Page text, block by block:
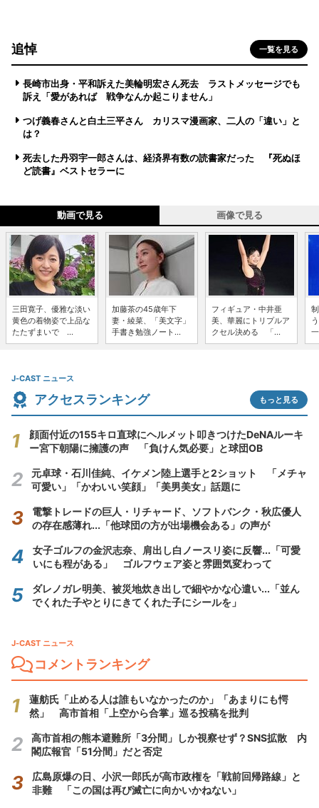
追悼 一覧を見る
長崎市出身・平和訴えた美輪明宏さん死去 ラストメッセージでも
訴え「愛があれば 戦争なんか起こりません」
つげ義春さんと白土三平さん カリスマ漫画家、二人の「違い」と
は？
死去した丹羽宇一郎さんは、経済界有数の読書家だった 『死ぬほ
ど読書』ベストセラーに
動画で見る 画像で見る
三田寛子、優雅な淡い
黄色の着物姿で上品な
たたずまいで ...
加藤茶の45歳年下
妻・綾菜、「美文字」
手書き勉強ノート...
フィギュア・中井亜
美、華麗にトリプルア
クセル決める 「...
J-CAST ニュース
アクセスランキング もっと見る
顔面付近の155キロ直球にヘルメット叩きつけたDeNAルーキ
ー宮下朝陽に擁護の声 「負けん気必要」と球団OB
元卓球・石川佳純、イケメン陸上選手と2ショット 「メチャ
可愛い」「かわいい笑顔」「美男美女」話題に
電撃トレードの巨人・リチャード、ソフトバンク・秋広優人
の存在感薄れ...「他球団の方が出場機会ある」の声が
女子ゴルフの金沢志奈、肩出し白ノースリ姿に反響...「可愛
いにも程がある」 ゴルフウェア姿と雰囲気変わって
ダレノガレ明美、被災地炊き出しで細やかな心遣い...「並ん
でくれた子やとりにきてくれた子にシールを」
J-CAST ニュース
コメントランキング
蓮舫氏「止める人は誰もいなかったのか」「あまりにも愕
然」 高市首相「上空から合掌」巡る投稿を批判
高市首相の熊本避難所「3分間」しか視察せず？SNS拡散 内
閣広報官「51分間」だと否定
広島原爆の日、小沢一郎氏が高市政権を「戦前回帰路線」と
非難 「この国は再び滅亡に向かいかねない」